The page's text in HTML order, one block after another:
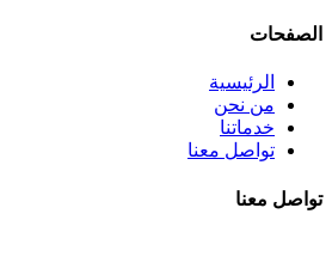
الصفحات
الرئيسية
من نحن
خدماتنا
تواصل معنا
تواصل معنا